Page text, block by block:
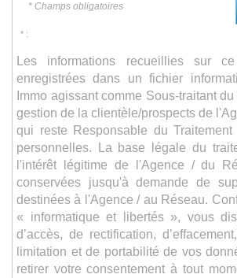
* Champs obligatoires
* :
Les informations recueillies sur
enregistrées dans un fichier
Immo agissant comme Sous-traitant
gestion de la clientèle/prospects de
qui reste Responsable du
personnelles. La base légale du
l'intérêt légitime de l'Agence / du
conservées jusqu'à demande de
destinées à l'Agence / au Réseau.
« informatique et libertés », vous
d’accès, de rectification,
limitation et de portabilité de vos
retirer votre consentement à tout